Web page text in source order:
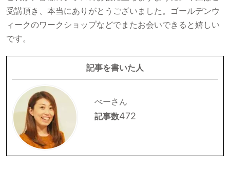
受講頂き、本当にありがとうございました。ゴールデンウ
ィークのワークショップなどでまたお会いできると嬉しい
です。
記事を書いた人
べーさん
記事数472